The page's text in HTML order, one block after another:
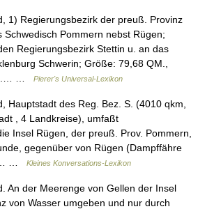
1) Regierungsbezirk der preuß. Provinz
Schwedisch Pommern nebst Rügen;
Regierungsbezirk Stettin u. an das
Schwerin; Größe: 79,68 QM.,
…
Pierer's Universal-Lexikon
Hauptstadt des Reg. Bez. S. (4010 qkm,
, 4 Landkreise), umfaßt
Insel Rügen, der preuß. Prov. Pommern,
gegenüber von Rügen (Dampffähre
…
Kleines Konversations-Lexikon
An der Meerenge von Gellen der Insel
von Wasser umgeben und nur durch